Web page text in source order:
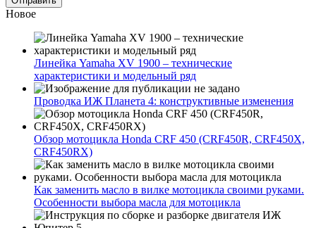
Новое
Линейка Yamaha XV 1900 – технические
характеристики и модельный ряд
Проводка ИЖ Планета 4: конструктивные изменения
Обзор мотоцикла Honda CRF 450 (CRF450R, CRF450X,
CRF450RX)
Как заменить масло в вилке мотоцикла своими руками.
Особенности выбора масла для мотоцикла